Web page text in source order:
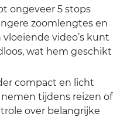
ongeveer 5 stops
zoomlengtes en
video’s kunt
wat hem geschikt
compact en licht
tijdens reizen of
over belangrijke